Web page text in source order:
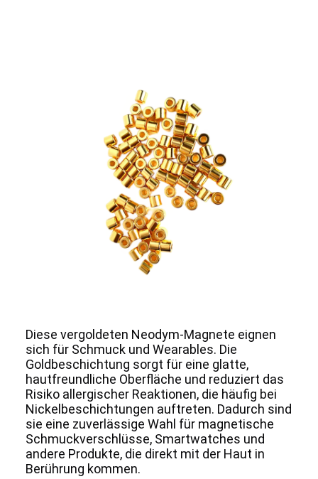
Diese vergoldeten Neodym-Magnete eignen
sich für Schmuck und Wearables. Die
Goldbeschichtung sorgt für eine glatte,
hautfreundliche Oberfläche und reduziert das
Risiko allergischer Reaktionen, die häufig bei
Nickelbeschichtungen auftreten. Dadurch sind
sie eine zuverlässige Wahl für magnetische
Schmuckverschlüsse, Smartwatches und
andere Produkte, die direkt mit der Haut in
Berührung kommen.